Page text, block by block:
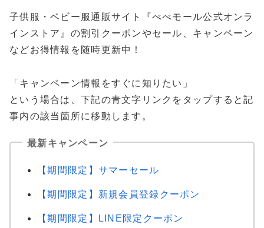
子供服・ベビー服通販サイト『べべモール公式オンラ
インストア』の割引クーポンやセール、キャンペーン
などお得情報を随時更新中！
「キャンペーン情報をすぐに知りたい」
という場合は、下記の青文字リンクをタップすると記
事内の該当箇所に移動します。
最新キャンペーン
【期間限定】サマーセール
【期間限定】新規会員登録クーポン
【期間限定】LINE限定クーポン